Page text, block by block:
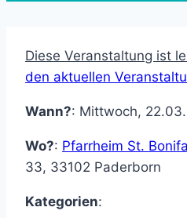
Diese Veranstaltung ist
den aktuellen
Wann?: Mittwoch,
Wo?: Pfarrheim St.
33, 33102 Paderborn
Kategorien: